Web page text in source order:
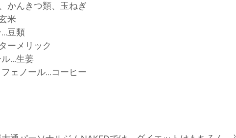
かんきつ類、玉ねぎ
米
豆類
ーメリック
...生姜
ェノール...コーヒー